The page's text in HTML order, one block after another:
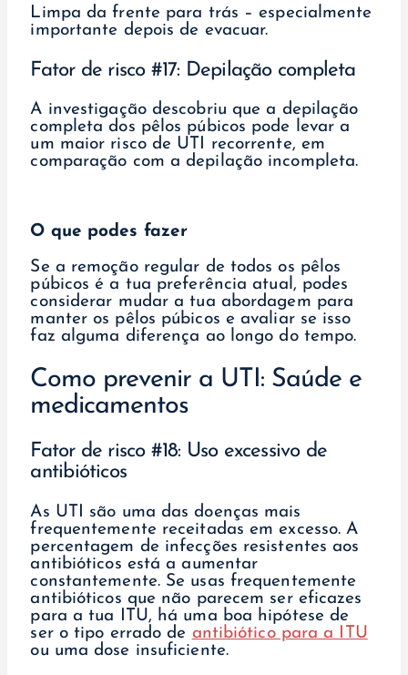
Limpa da frente para trás – especialmente
importante depois de evacuar.
Fator de risco #17: Depilação completa
A investigação descobriu que a depilação
completa dos pêlos púbicos pode levar a
um maior risco de UTI recorrente, em
comparação com a depilação incompleta.
O que podes fazer
Se a remoção regular de todos os pêlos
púbicos é a tua preferência atual, podes
considerar mudar a tua abordagem para
manter os pêlos púbicos e avaliar se isso
faz alguma diferença ao longo do tempo.
Como prevenir a UTI: Saúde e
medicamentos
Fator de risco #18: Uso excessivo de
antibióticos
As UTI são uma das doenças mais
frequentemente receitadas em excesso. A
percentagem de infecções resistentes aos
antibióticos está a aumentar
constantemente. Se usas frequentemente
antibióticos que não parecem ser eficazes
para a tua ITU, há uma boa hipótese de
ser o tipo errado de antibiótico para a ITU
ou uma dose insuficiente.